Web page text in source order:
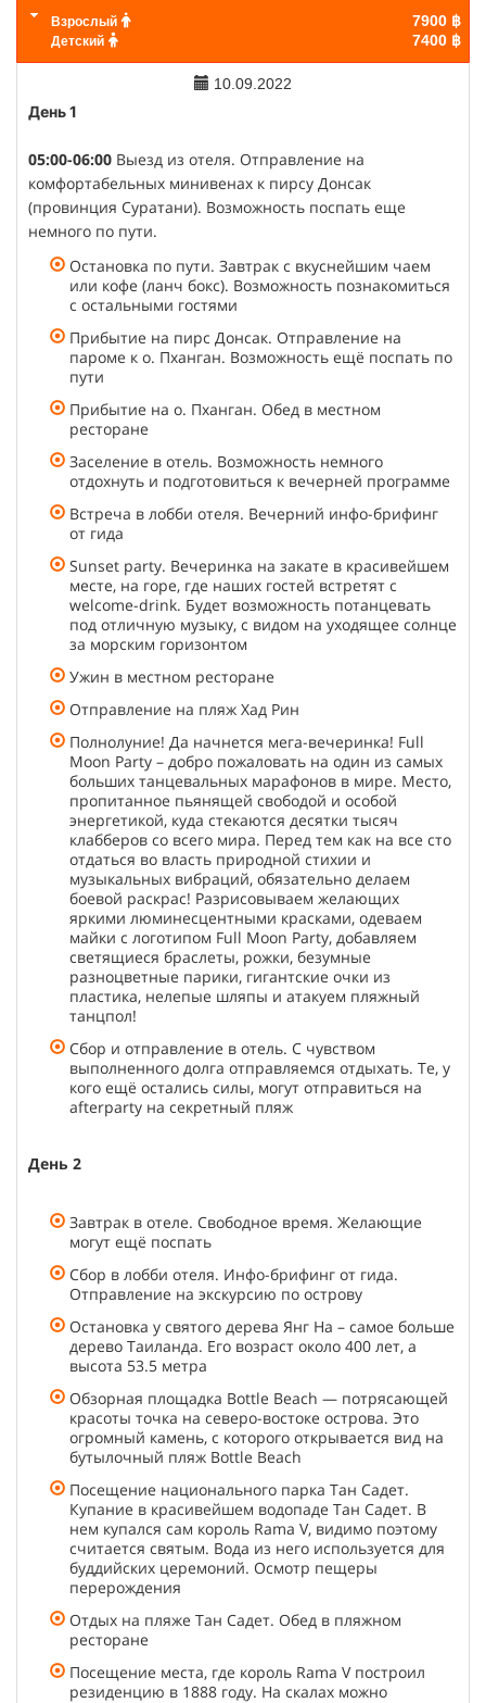
Взрослый 7900 ฿
Детский 7400 ฿
10.09.2022
День 1
05:00-06:00 Выезд из отеля. Отправление на
комфортабельных минивенах к пирсу Донсак
(провинция Суратани). Возможность поспать еще
немного по пути.
Остановка по пути. Завтрак с вкуснейшим чаем
или кофе (ланч бокс). Возможность познакомиться
с остальными гостями
Прибытие на пирс Донсак. Отправление на
пароме к о. Пханган. Возможность ещё поспать по
пути
Прибытие на о. Пханган. Обед в местном
ресторане
Заселение в отель. Возможность немного
отдохнуть и подготовиться к вечерней программе
Встреча в лобби отеля. Вечерний инфо-брифинг
от гида
Sunset party. Вечеринка на закате в красивейшем
месте, на горе, где наших гостей встретят с
welcome-drink. Будет возможность потанцевать
под отличную музыку, с видом на уходящее солнце
за морским горизонтом
Ужин в местном ресторане
Отправление на пляж Хад Рин
Полнолуние! Да начнется мега-вечеринка! Full
Moon Party – добро пожаловать на один из самых
больших танцевальных марафонов в мире. Место,
пропитанное пьянящей свободой и особой
энергетикой, куда стекаются десятки тысяч
клабберов со всего мира. Перед тем как на все сто
отдаться во власть природной стихии и
музыкальных вибраций, обязательно делаем
боевой раскрас! Разрисовываем желающих
яркими люминесцентными красками, одеваем
майки с логотипом Full Moon Party, добавляем
светящиеся браслеты, рожки, безумные
разноцветные парики, гигантские очки из
пластика, нелепые шляпы и атакуем пляжный
танцпол!
Сбор и отправление в отель. С чувством
выполненного долга отправляемся отдыхать. Те, у
кого ещё остались силы, могут отправиться на
afterparty на секретный пляж
День 2
Завтрак в отеле. Свободное время. Желающие
могут ещё поспать
Сбор в лобби отеля. Инфо-брифинг от гида.
Отправление на экскурсию по острову
Остановка у святого дерева Янг На – самое больше
дерево Таиланда. Его возраст около 400 лет, а
высота 53.5 метра
Обзорная площадка Bottle Beach — потрясающей
красоты точка на северо-востоке острова. Это
огромный камень, с которого открывается вид на
бутылочный пляж Bottle Beach
Посещение национального парка Тан Садет.
Купание в красивейшем водопаде Тан Садет. В
нем купался сам король Rama V, видимо поэтому
считается святым. Вода из него используется для
буддийских церемоний. Осмотр пещеры
перерождения
Отдых на пляже Тан Садет. Обед в пляжном
ресторане
Посещение места, где король Rama V построил
резиденцию в 1888 году. На скалах можно